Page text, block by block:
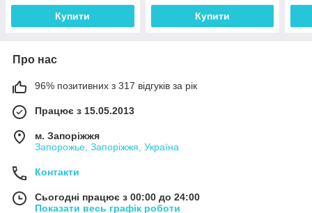
Купити Купити
Про нас
96% позитивних з 317 відгуків за рік
Працює з 15.05.2013
м. Запоріжжя
Запорожье, Запоріжжя, Україна
Контакти
Сьогодні працює з 00:00 до 24:00
Показати весь графік роботи